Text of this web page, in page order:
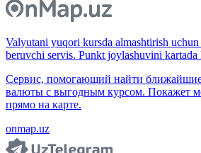
Valyutani yuqori kursda almashtirish
beruvchi servis. Punkt joylashuvini kartada
Сервис, помогающий найти
валюты с выгодным курсом. Покажет
прямо на карте.
onmap.uz